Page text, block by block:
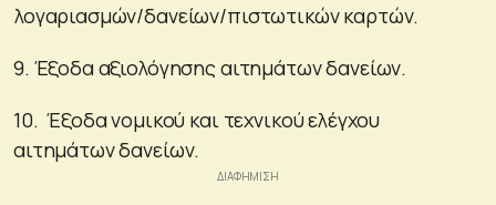
λογαριασμών/δανείων/πιστωτικών καρτών.
9. Έξοδα αξιολόγησης αιτημάτων δανείων.
10. Έξοδα νομικού και τεχνικού ελέγχου
αιτημάτων δανείων.